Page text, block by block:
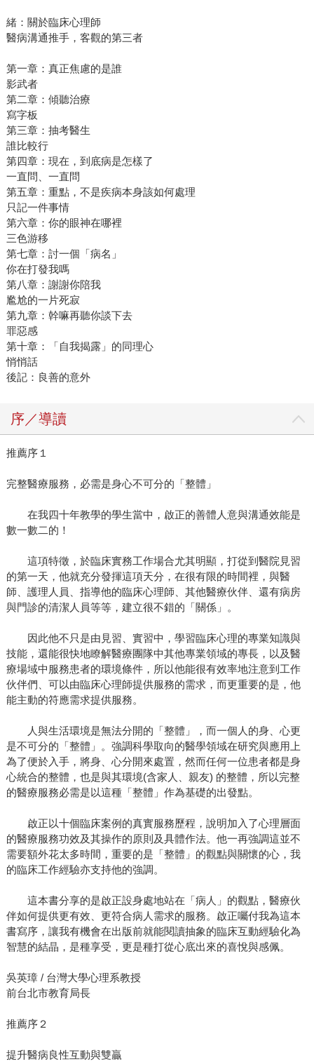
緒：關於臨床心理師
醫病溝通推手，客觀的第三者
第一章：真正焦慮的是誰
影武者
第二章：傾聽治療
寫字板
第三章：抽考醫生
誰比較行
第四章：現在，到底病是怎樣了
一直問、一直問
第五章：重點，不是疾病本身該如何處理
只記一件事情
第六章：你的眼神在哪裡
三色游移
第七章：討一個「病名」
你在打發我嗎
第八章：謝謝你陪我
尷尬的一片死寂
第九章：幹嘛再聽你談下去
罪惡感
第十章：「自我揭露」的同理心
悄悄話
後記：良善的意外
序／導讀
推薦序１
完整醫療服務，必需是身心不可分的「整體」
在我四十年教學的學生當中，啟正的善體人意與溝通效能是
數一數二的！
這項特徵，於臨床實務工作場合尤其明顯，打從到醫院見習
的第一天，他就充分發揮這項天分，在很有限的時間裡，與醫
師、護理人員、指導他的臨床心理師、其他醫療伙伴、還有病房
與門診的清潔人員等等，建立很不錯的「關係」。
因此他不只是由見習、實習中，學習臨床心理的專業知識與
技能，還能很快地瞭解醫療團隊中其他專業領域的專長，以及醫
療場域中服務患者的環境條件，所以他能很有效率地注意到工作
伙伴們、可以由臨床心理師提供服務的需求，而更重要的是，他
能主動的符應需求提供服務。
人與生活環境是無法分開的「整體」，而一個人的身、心更
是不可分的「整體」。強調科學取向的醫學領域在研究與應用上
為了便於入手，將身、心分開來處置，然而任何一位患者都是身
心統合的整體，也是與其環境(含家人、親友) 的整體，所以完整
的醫療服務必需是以這種「整體」作為基礎的出發點。
啟正以十個臨床案例的真實服務歷程，說明加入了心理層面
的醫療服務功效及其操作的原則及具體作法。他一再強調這並不
需要額外花太多時間，重要的是「整體」的觀點與關懷的心，我
的臨床工作經驗亦支持他的強調。
這本書分享的是啟正設身處地站在「病人」的觀點，醫療伙
伴如何提供更有效、更符合病人需求的服務。啟正囑付我為這本
書寫序，讓我有機會在出版前就能閱讀抽象的臨床互動經驗化為
智慧的結晶，是種享受，更是種打從心底出來的喜悅與感佩。
吳英璋 / 台灣大學心理系教授
前台北市教育局長
推薦序２
提升醫病良性互動與雙贏